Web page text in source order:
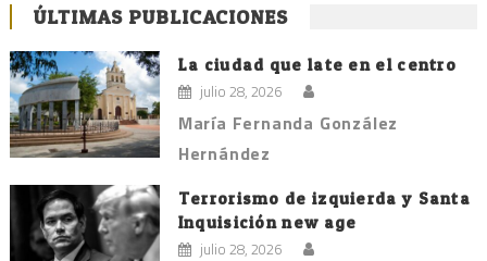
ÚLTIMAS PUBLICACIONES
La ciudad que late en el centro
julio 28, 2026
María Fernanda González
Hernández
Terrorismo de izquierda y Santa
Inquisición new age
julio 28, 2026